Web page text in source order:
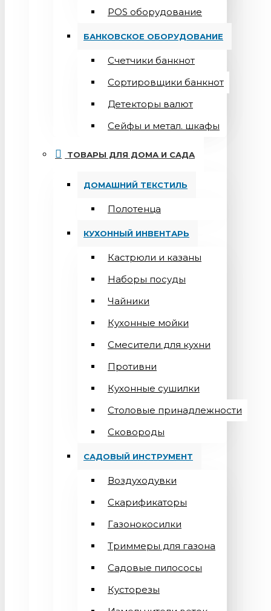
POS оборудование
БАНКОВСКОЕ ОБОРУДОВАНИЕ
Счетчики банкнот
Сортировщики банкнот
Детекторы валют
Сейфы и метал. шкафы
ТОВАРЫ ДЛЯ ДОМА И САДА
ДОМАШНИЙ ТЕКСТИЛЬ
Полотенца
КУХОННЫЙ ИНВЕНТАРЬ
Кастрюли и казаны
Наборы посуды
Чайники
Кухонные мойки
Смесители для кухни
Противни
Кухонные сушилки
Столовые принадлежности
Сковороды
САДОВЫЙ ИНСТРУМЕНТ
Воздуходувки
Скарификаторы
Газонокосилки
Триммеры для газона
Садовые пилососы
Кусторезы